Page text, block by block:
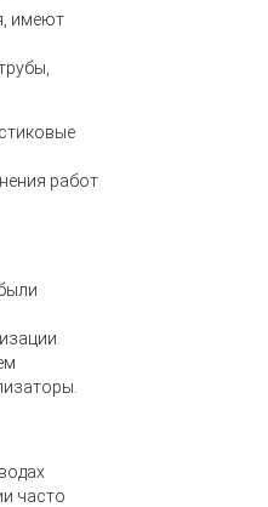
имеют
работ
часто